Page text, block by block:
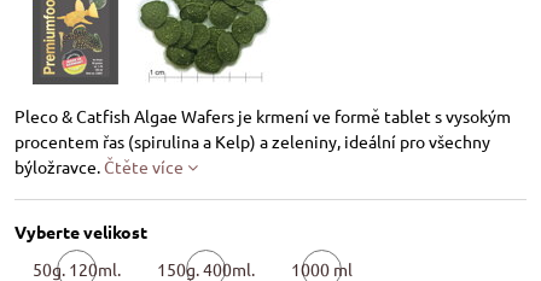
Pleco & Catfish Algae Wafers je krmení ve formě tablet s vysokým
procentem řas (spirulina a Kelp) a zeleniny, ideální pro všechny
býložravce.Čtěte více
Vyberte velikost
50g. 120ml.
150g. 400ml.
1000 ml